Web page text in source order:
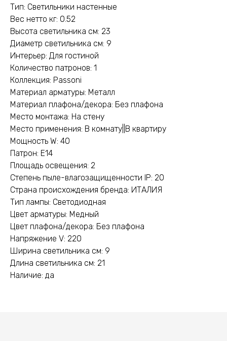
Тип: Светильники настенные
Вес нетто кг: 0.52
Высота светильника см: 23
Диаметр светильника см: 9
Интерьер: Для гостиной
Количество патронов: 1
Коллекция: Passoni
Материал арматуры: Металл
Материал плафона/декора: Без плафона
Место монтажа: На стену
Место применения: В комнату||В квартиру
Мощность W: 40
Патрон: E14
Площадь освещения: 2
Степень пыле-влагозащищенности IP: 20
Страна происхождения бренда: ИТАЛИЯ
Тип лампы: Светодиодная
Цвет арматуры: Медный
Цвет плафона/декора: Без плафона
Напряжение V: 220
Ширина светильника см: 9
Длина светильника см: 21
Наличие: да